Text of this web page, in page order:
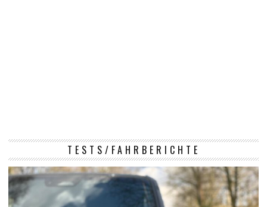
TESTS/FAHRBERICHTE